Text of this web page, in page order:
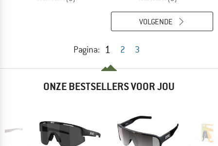
Pagina: 1 2 3
VOLGENDE
ONZE BESTSELLERS VOOR JOU